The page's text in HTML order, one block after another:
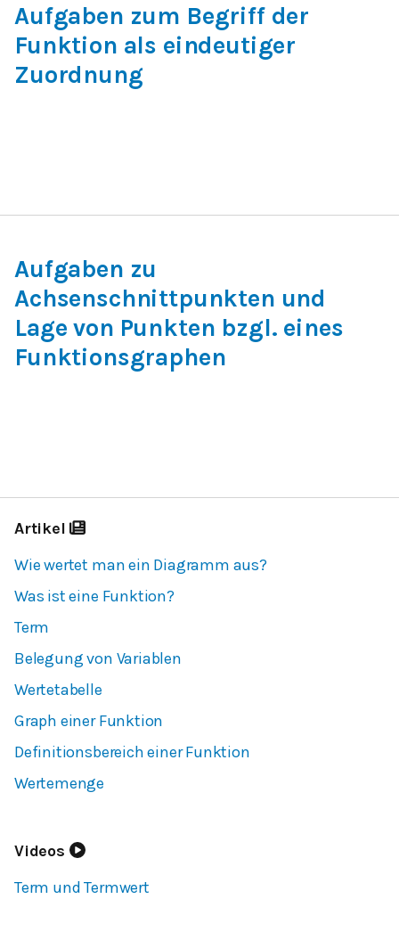
Aufgaben zum Begriff der
Funktion als eindeutiger
Zuordnung
Aufgaben zu
Achsenschnittpunkten und
Lage von Punkten bzgl. eines
Funktionsgraphen
Artikel
Wie wertet man ein Diagramm aus?
Was ist eine Funktion?
Term
Belegung von Variablen
Wertetabelle
Graph einer Funktion
Definitionsbereich einer Funktion
Wertemenge
Videos
Term und Termwert